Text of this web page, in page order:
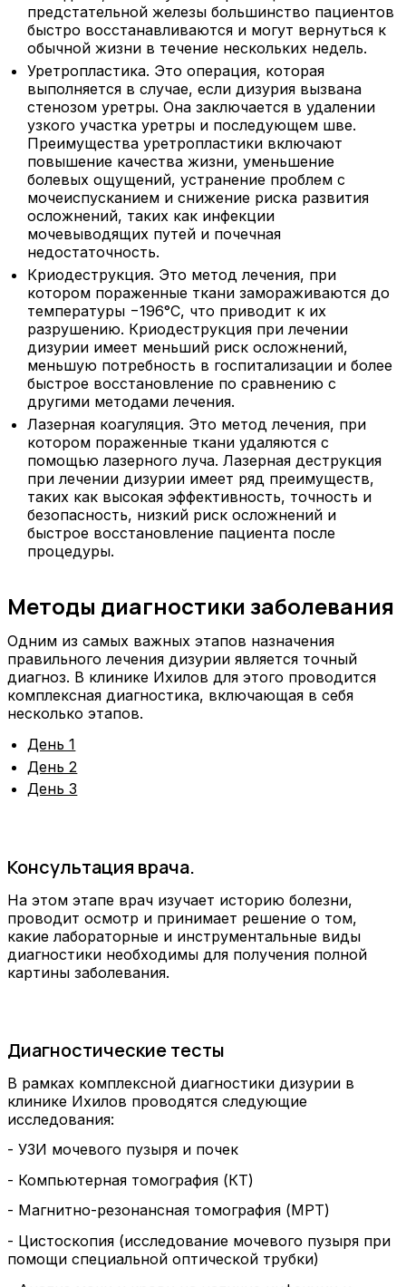
предстательной железы большинство пациентов
быстро восстанавливаются и могут вернуться к
обычной жизни в течение нескольких недель.
Уретропластика. Это операция, которая
выполняется в случае, если дизурия вызвана
стенозом уретры. Она заключается в удалении
узкого участка уретры и последующем шве.
Преимущества уретропластики включают
повышение качества жизни, уменьшение
болевых ощущений, устранение проблем с
мочеиспусканием и снижение риска развития
осложнений, таких как инфекции
мочевыводящих путей и почечная
недостаточность.
Криодеструкция. Это метод лечения, при
котором пораженные ткани замораживаются до
температуры −196°C, что приводит к их
разрушению. Криодеструкция при лечении
дизурии имеет меньший риск осложнений,
меньшую потребность в госпитализации и более
быстрое восстановление по сравнению с
другими методами лечения.
Лазерная коагуляция. Это метод лечения, при
котором пораженные ткани удаляются с
помощью лазерного луча. Лазерная деструкция
при лечении дизурии имеет ряд преимуществ,
таких как высокая эффективность, точность и
безопасность, низкий риск осложнений и
быстрое восстановление пациента после
процедуры.
Методы диагностики заболевания
Одним из самых важных этапов назначения
правильного лечения дизурии является точный
диагноз. В клинике Ихилов для этого проводится
комплексная диагностика, включающая в себя
несколько этапов.
День 1
День 2
День 3
Консультация врача.
На этом этапе врач изучает историю болезни,
проводит осмотр и принимает решение о том,
какие лабораторные и инструментальные виды
диагностики необходимы для получения полной
картины заболевания.
Диагностические тесты
В рамках комплексной диагностики дизурии в
клинике Ихилов проводятся следующие
исследования:
- УЗИ мочевого пузыря и почек
- Компьютерная томография (КТ)
- Магнитно-резонансная томография (МРТ)
- Цистоскопия (исследование мочевого пузыря при
помощи специальной оптической трубки)